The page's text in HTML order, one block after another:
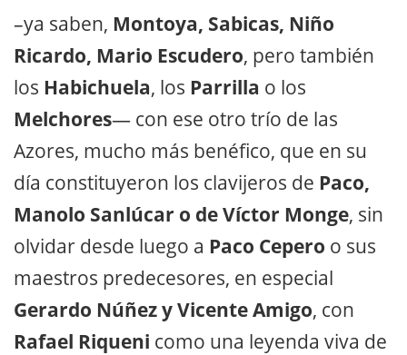
–ya saben, Montoya, Sabicas, Niño
Ricardo, Mario Escudero, pero también
los Habichuela, los Parrilla o los
Melchores— con ese otro trío de las
Azores, mucho más benéfico, que en su
día constituyeron los clavijeros de Paco,
Manolo Sanlúcar o de Víctor Monge, sin
olvidar desde luego a Paco Cepero o sus
maestros predecesores, en especial
Gerardo Núñez y Vicente Amigo, con
Rafael Riqueni como una leyenda viva de